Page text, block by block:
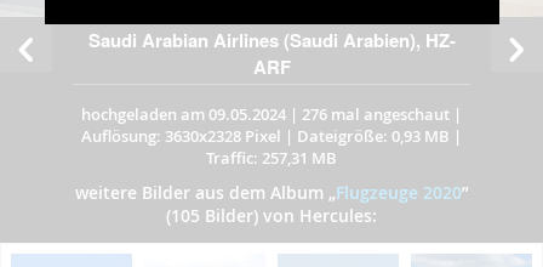
Saudi Arabian Airlines (Saudi Arabien), HZ-
ARF
hochgeladen am 09.05.2024 | 276 mal angeschaut |
Auflösung: 3630x2328 Pixel | Dateigröße: 0,93 MB |
Traffic: 257,31 MB
weitere Bilder aus dem Album „Flugzeuge 2020”
(105 Bilder) von Hercules: